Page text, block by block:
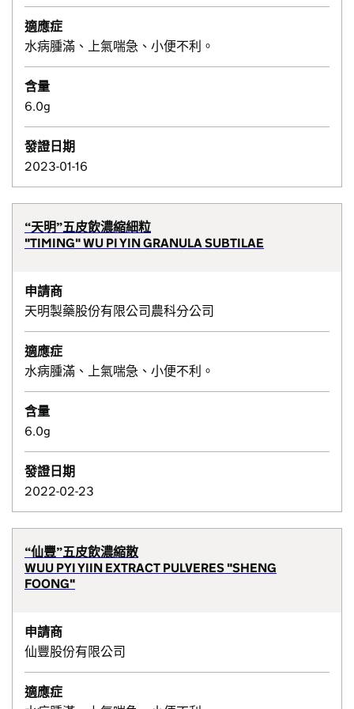
適應症
水病腫滿、上氣喘急、小便不利。
含量
6.0g
發證日期
2023-01-16
“天明”五皮飲濃縮細粒
"TIMING" WU PI YIN GRANULA SUBTILAE
申請商
天明製藥股份有限公司農科分公司
適應症
水病腫滿、上氣喘急、小便不利。
含量
6.0g
發證日期
2022-02-23
“仙豐”五皮飲濃縮散
WUU PYI YIIN EXTRACT PULVERES "SHENG
FOONG"
申請商
仙豐股份有限公司
適應症